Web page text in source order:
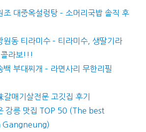
조 대중옥설렁탕 – 소머리국밥 솔직 후
원동 티라미수 – 티라미수, 생딸기라
콜라보!!!
백 부대찌개 – 라면사리 무한리필
갈매기살전문 고깃집 후기
강릉 맛집 TOP 50 (The best
Gangneung)